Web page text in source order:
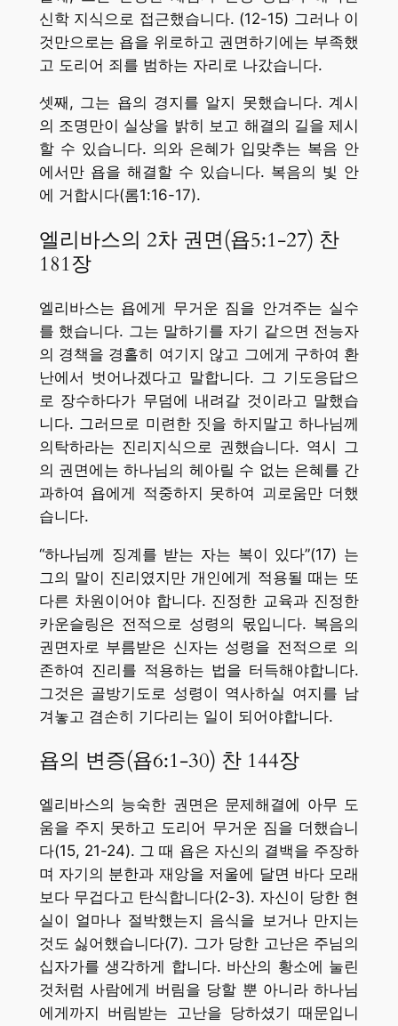
신학 지식으로 접근했습니다. (12-15) 그러나 이
것만으로는 욥을 위로하고 권면하기에는 부족했
고 도리어 죄를 범하는 자리로 나갔습니다.
셋째, 그는 욥의 경지를 알지 못했습니다. 계시
의 조명만이 실상을 밝히 보고 해결의 길을 제시
할 수 있습니다. 의와 은혜가 입맞추는 복음 안
에서만 욥을 해결할 수 있습니다. 복음의 빛 안
에 거합시다(롬1:16-17).
엘리바스의 2차 권면(욥5:1-27) 찬
181장
엘리바스는 욥에게 무거운 짐을 안겨주는 실수
를 했습니다. 그는 말하기를 자기 같으면 전능자
의 경책을 경홀히 여기지 않고 그에게 구하여 환
난에서 벗어나겠다고 말합니다. 그 기도응답으
로 장수하다가 무덤에 내려갈 것이라고 말했습
니다. 그러므로 미련한 짓을 하지말고 하나님께
의탁하라는 진리지식으로 권했습니다. 역시 그
의 권면에는 하나님의 헤아릴 수 없는 은혜를 간
과하여 욥에게 적중하지 못하여 괴로움만 더했
습니다.
“하나님께 징계를 받는 자는 복이 있다”(17) 는
그의 말이 진리였지만 개인에게 적용될 때는 또
다른 차원이어야 합니다. 진정한 교육과 진정한
카운슬링은 전적으로 성령의 몫입니다. 복음의
권면자로 부름받은 신자는 성령을 전적으로 의
존하여 진리를 적용하는 법을 터득해야합니다.
그것은 골방기도로 성령이 역사하실 여지를 남
겨놓고 겸손히 기다리는 일이 되어야합니다.
욥의 변증(욥6:1-30) 찬 144장
엘리바스의 능숙한 권면은 문제해결에 아무 도
움을 주지 못하고 도리어 무거운 짐을 더했습니
다(15, 21-24). 그 때 욥은 자신의 결백을 주장하
며 자기의 분한과 재앙을 저울에 달면 바다 모래
보다 무겁다고 탄식합니다(2-3). 자신이 당한 현
실이 얼마나 절박했는지 음식을 보거나 만지는
것도 싫어했습니다(7). 그가 당한 고난은 주님의
십자가를 생각하게 합니다. 바산의 황소에 눌린
것처럼 사람에게 버림을 당할 뿐 아니라 하나님
에게까지 버림받는 고난을 당하셨기 때문입니